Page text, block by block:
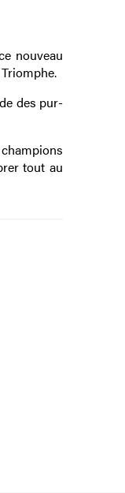
nouveau
des pur-
tout au